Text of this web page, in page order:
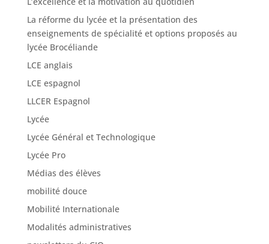
lycée Brocéliande
LCE anglais
LCE espagnol
LLCER Espagnol
Lycée
Lycée Général et Technologique
Lycée Pro
Médias des élèves
mobilité douce
Mobilité Internationale
Modalités administratives
newsletters du CIO
Non classé
option espagnol